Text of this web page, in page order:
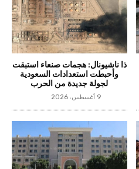
ذا ناشيونال: هجمات صنعاء استبقت
وأحبطت استعدادات السعودية
لجولة جديدة من الحرب
9 أغسطس، 2026